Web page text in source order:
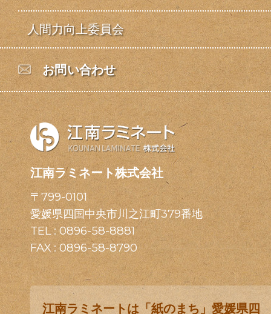
人間力向上委員会
お問い合わせ
江南ラミネート株式会社
〒799-0101
愛媛県四国中央市川之江町379番地
TEL :0896-58-8881
FAX : 0896-58-8790
江南ラミネートは「紙のまち」愛媛県四